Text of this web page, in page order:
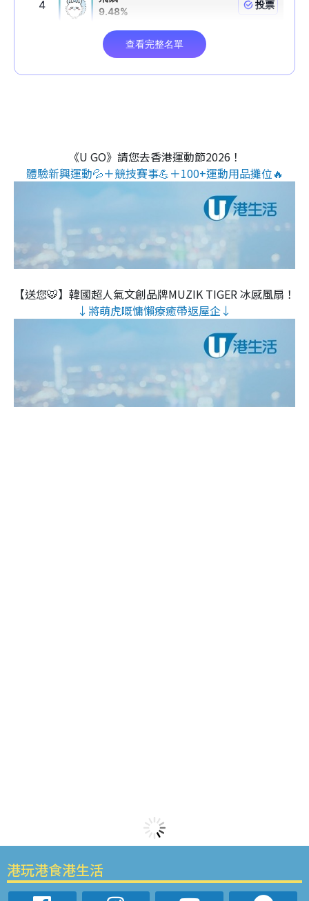
《U GO》請您去香港運動節2026！
體驗新興運動💦＋競技賽事💪＋100+運動用品攤位🔥
【送您🐯】韓國超人氣文創品牌MUZIK TIGER 冰感風扇！
↓將萌虎嘅慵懶療癒帶返屋企↓
港玩港食港生活